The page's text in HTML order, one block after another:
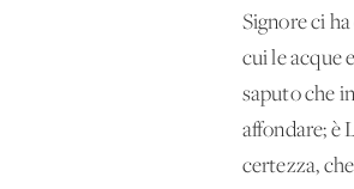
Signore ci
cui le acque
saputo che
affondare; è
certezza,